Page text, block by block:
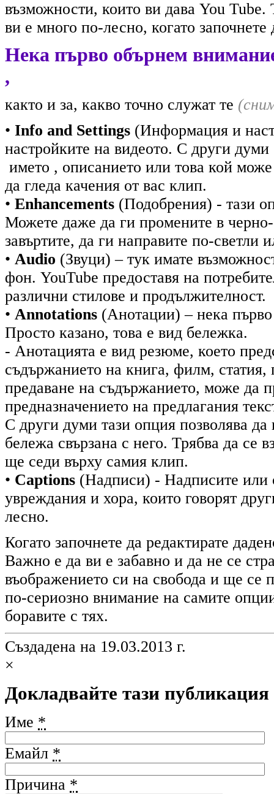
възможности, които ви дава You
ви е много по-лесно, когато
Нека първо обърнем
,
както и за, какво точно служат те
• Info and Settings (Информация и
настройките на видеото. С други думи
името , описанието или това кой може
да гледа качения от вас клип.
• Enhancements (Подобрения) - тази
Можете даже да ги промените в
завъртите, да ги направите по-светли
• Audio (Звуци) – тук имате
фон. YouTube предоставя на
различни стилове и продължителност.
• Annotations (Анотации) – нека
Просто казано, това е вид бележка.
- Анотацията е вид резюме, което
съдържанието на книга, филм,
предаване на съдържанието, може да
предназначението на предлагания
С други думи тази опция позволява
бележа свързана с него. Трябва да се
ще седи върху самия клип.
• Captions (Надписи) - Надписите или
увреждания и хора, които говорят
лесно.
Когато започнете да редактирате
Важно е да ви е забавно и да не се
въображението си на свобода и ще
по-сериозно внимание на самите
боравите с тях.
Създадена на 19.03.2013 г.
×
Докладвайте тази публикация
Име *
Емайл *
Причина *